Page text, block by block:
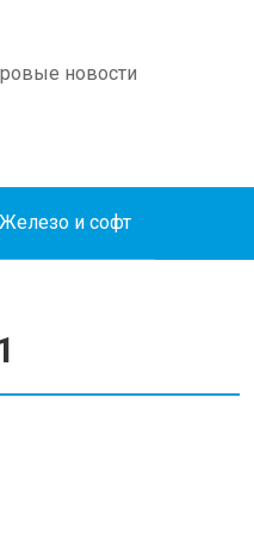
новости
Железо и софт